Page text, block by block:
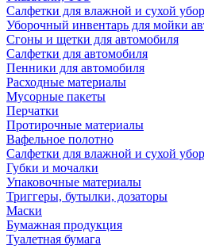
Салфетки для влажной и сухой
Уборочный инвентарь для мойки
Сгоны и щетки для автомобиля
Салфетки для автомобиля
Пенники для автомобиля
Расходные материалы
Мусорные пакеты
Перчатки
Протирочные материалы
Вафельное полотно
Салфетки для влажной и сухой
Губки и мочалки
Упаковочные материалы
Триггеры, бутылки, дозаторы
Маски
Бумажная продукция
Туалетная бумага